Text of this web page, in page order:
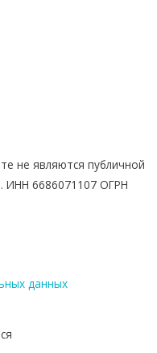
не являются публичной
ИНН 6686071107 ОГРН
данных